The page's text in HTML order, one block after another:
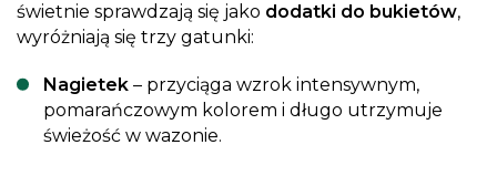
świetnie sprawdzają się jako dodatki do bukietów,
wyróżniają się trzy gatunki:
Nagietek – przyciąga wzrok intensywnym,
pomarańczowym kolorem i długo utrzymuje
świeżość w wazonie.